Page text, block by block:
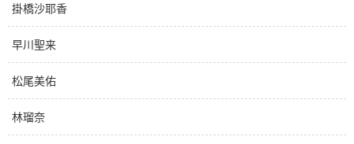
掛橋沙耶香
早川聖来
松尾美佑
林瑠奈